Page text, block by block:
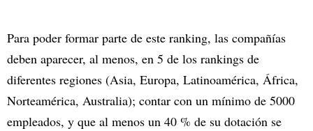
Para poder formar parte de este ranking, las compañías
deben aparecer, al menos, en 5 de los rankings de
diferentes regiones (Asia, Europa, Latinoamérica, África,
Norteamérica, Australia); contar con un mínimo de 5000
empleados, y que al menos un 40 % de su dotación se